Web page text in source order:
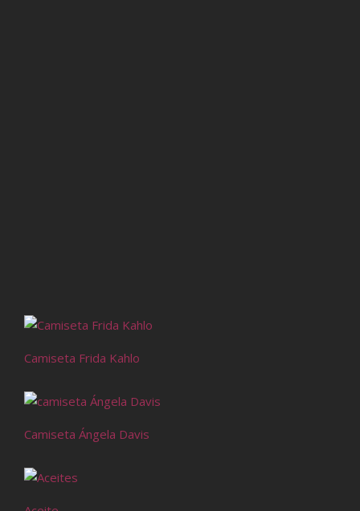
Camiseta Frida Kahlo
Camiseta Ángela Davis